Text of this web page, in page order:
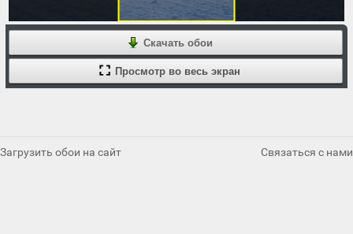
Скачать обои
Просмотр во весь экран
Загрузить обои на сайт Связаться с нами